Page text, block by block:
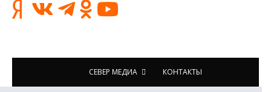
СЕВЕР МЕДИА КОНТАКТЫ